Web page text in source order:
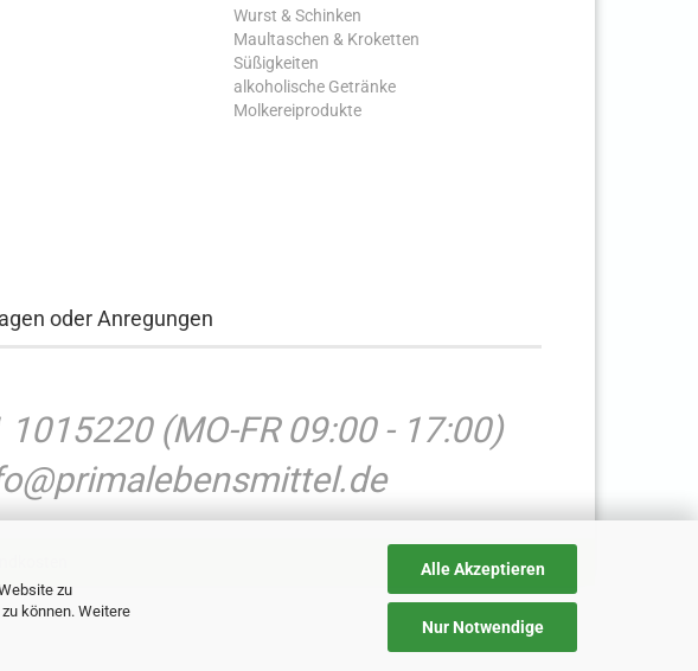
zu
können. Weitere
Alle Akzeptieren
Nur Notwendige
Wurst & Schinken
Maultaschen & Kroketten
Süßigkeiten
alkoholische Getränke
Molkereiprodukte
oder Anregungen
1015220(MO-FR 09:00 - 17:00)